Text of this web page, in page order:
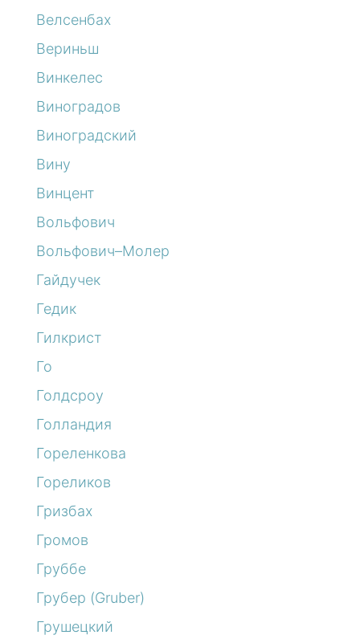
Велсенбах
Вериньш
Винкелес
Виноградов
Виноградский
Вину
Винцент
Вольфович
Вольфович–Молер
Гайдучек
Гедик
Гилкрист
Го
Голдсроу
Голландия
Гореленкова
Гореликов
Гризбах
Громов
Груббе
Грубер (Gruber)
Грушецкий